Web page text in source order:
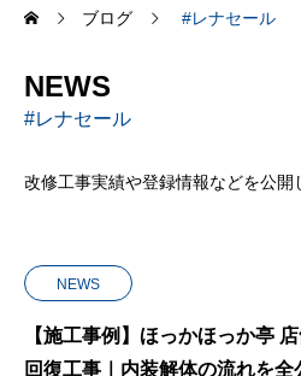
ブログ #レナセール
NEWS
#レナセール
改修工事実績や登録情報などを公開
NEWS
【施工事例】ほっかほっか亭
回復工事｜内装解体の流れを全